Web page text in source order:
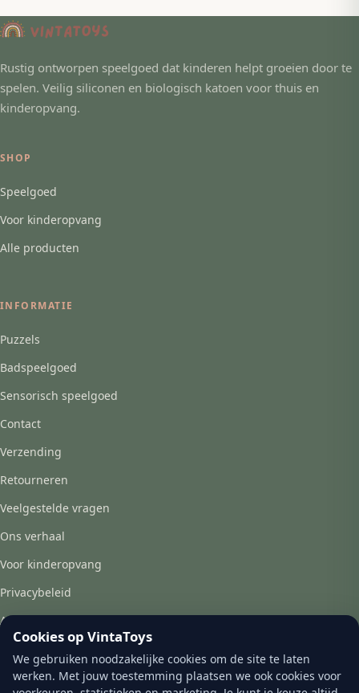
Rustig ontworpen speelgoed dat kinderen helpt groeien door te
spelen. Veilig siliconen en biologisch katoen voor thuis en
kinderopvang.
SHOP
Speelgoed
Voor kinderopvang
Alle producten
INFORMATIE
Puzzels
Badspeelgoed
Sensorisch speelgoed
Contact
Verzending
Retourneren
Veelgestelde vragen
Ons verhaal
Voor kinderopvang
Privacybeleid
Algemene voorwaarden
CONTACT
Cookies op VintaToys
We gebruiken noodzakelijke cookies om de site te laten
werken. Met jouw toestemming plaatsen we ook cookies voor